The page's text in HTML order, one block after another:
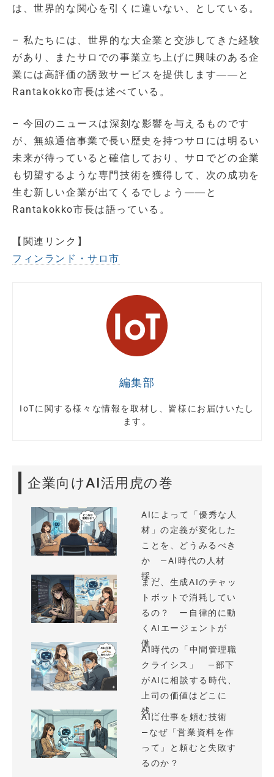
は、世界的な関心を引くに違いない、としている。
– 私たちには、世界的な大企業と交渉してきた経験
があり、またサロでの事業立ち上げに興味のある企
業には高評価の誘致サービスを提供します――と
Rantakokko市長は述べている。
– 今回のニュースは深刻な影響を与えるものです
が、無線通信事業で長い歴史を持つサロには明るい
未来が待っていると確信しており、サロでどの企業
も切望するような専門技術を獲得して、次の成功を
生む新しい企業が出てくるでしょう――と
Rantakokko市長は語っている。
【関連リンク】
フィンランド・サロ市
編集部
IoTに関する様々な情報を取材し、皆様にお届けいたし
ます。
企業向けAI活用虎の巻
AIによって「優秀な人
材」の定義が変化した
ことを、どうみるべき
か —AI時代の人材
採...
まだ、生成AIのチャッ
トボットで消耗してい
るの？ ー自律的に動
くAIエージェントが
働...
AI時代の「中間管理職
クライシス」 —部下
がAIに相談する時代、
上司の価値はどこに
残...
AIに仕事を頼む技術
—なぜ「営業資料を作
って」と頼むと失敗す
るのか？